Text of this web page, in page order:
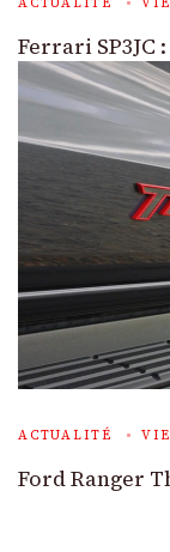
Ferrari SP3JC
ACTUALITÉ
Ford Ranger